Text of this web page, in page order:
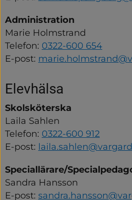
Administration
Marie Holmstrand
Telefon: 0322-600 654
E-post:
Elevhälsa
Skolsköterska
Laila Sahlen
Telefon: 0322-600 912
E-post:
Speciallärare/
Sandra Hansson
E-post: